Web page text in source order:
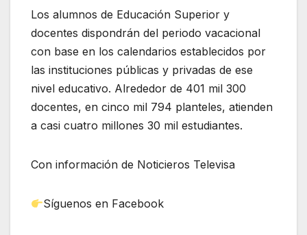
Los alumnos de Educación Superior y
docentes dispondrán del periodo vacacional
con base en los calendarios establecidos por
las instituciones públicas y privadas de ese
nivel educativo. Alrededor de 401 mil 300
docentes, en cinco mil 794 planteles, atienden
a casi cuatro millones 30 mil estudiantes.
Con información de Noticieros Televisa
Síguenos en Facebook